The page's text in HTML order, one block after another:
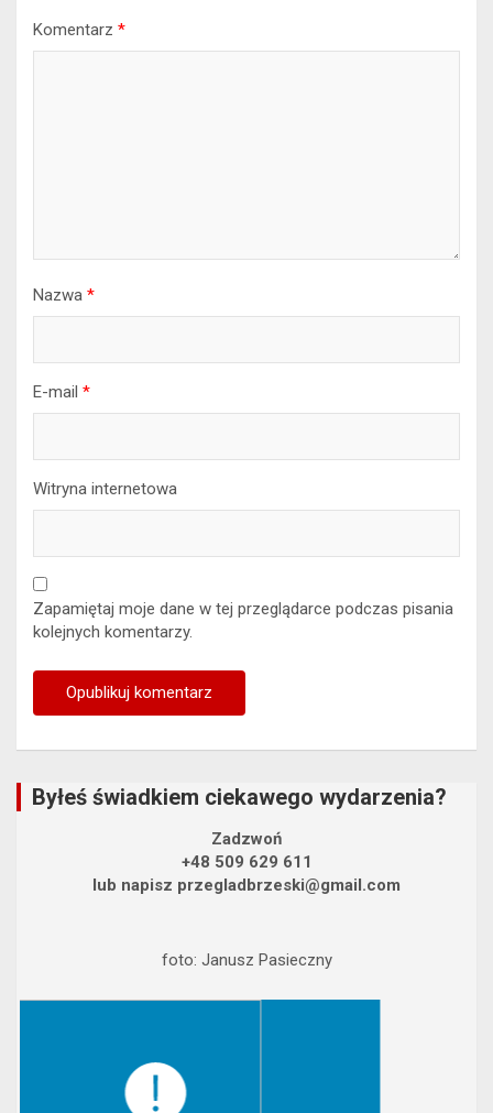
Komentarz *
Nazwa *
E-mail *
Witryna internetowa
Zapamiętaj moje dane w tej przeglądarce podczas pisania
kolejnych komentarzy.
Byłeś świadkiem ciekawego wydarzenia?
Zadzwoń
+48 509 629 611
lub napisz przegladbrzeski@gmail.com
foto: Janusz Pasieczny